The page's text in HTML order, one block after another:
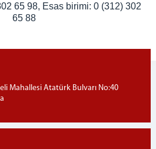
65 98, Esas birimi: 0 (312) 302
65 88
Mahallesi Atatürk Bulvarı No:40